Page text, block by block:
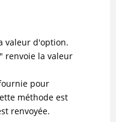
valeur d'option.
renvoie la valeur
pour
méthode est
renvoyée.